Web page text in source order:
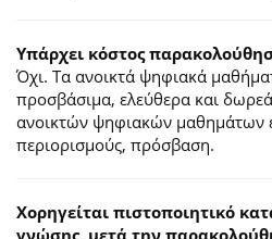
Υπάρχει κόστος
Όχι. Τα ανοικτά ψηφιακά
προσβάσιμα, ελεύθερα και
ανοικτών ψηφιακών μαθημάτων
περιορισμούς, πρόσβαση.
Χορηγείται πιστοποιητικό